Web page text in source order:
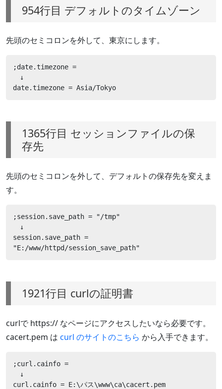
954行目 デフォルトのタイムゾーン
先頭のセミコロンを外して、東京にします。
;date.timezone =
↓
date.timezone = Asia/Tokyo
1365行目 セッションファイルの保
存先
先頭のセミコロンを外して、デフォルトの保存先を変えま
す。
;session.save_path = "/tmp"
↓
session.save_path =
"E:/www/httpd/session_save_path"
1921行目 curlの証明書
curlで https:// なページにアクセスしたいなら必要です。
cacert.pem は curl のサイトのこちら から入手できます。
;curl.cainfo =
↓
curl.cainfo = E:\パス\www\ca\cacert.pem